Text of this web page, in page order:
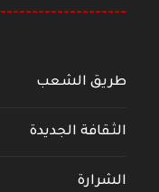
--------------------
طريق الشعب
الثقافة الجديدة
الشرارة